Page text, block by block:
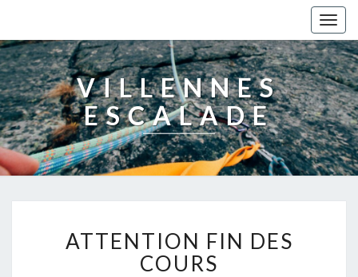
VILLENNES
ESCALADE
ATTENTION FIN DES
COURS